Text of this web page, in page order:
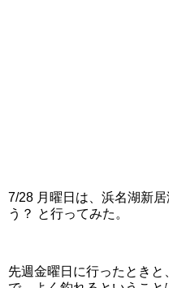
7/28 月曜日は、浜名湖新
う？ と行ってみた。
先週金曜日に行ったとき